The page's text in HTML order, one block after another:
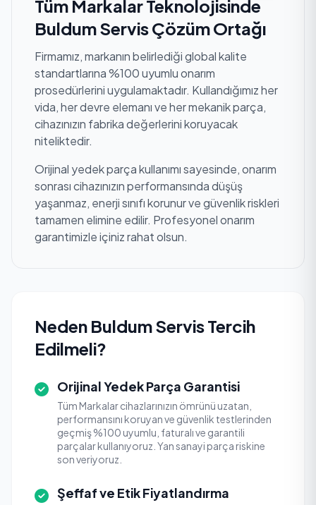
Tüm Markalar Teknolojisinde
Buldum Servis Çözüm Ortağı
Firmamız, markanın belirlediği global kalite
standartlarına %100 uyumlu onarım
prosedürlerini uygulamaktadır. Kullandığımız her
vida, her devre elemanı ve her mekanik parça,
cihazınızın fabrika değerlerini koruyacak
niteliktedir.
Orijinal yedek parça kullanımı sayesinde, onarım
sonrası cihazınızın performansında düşüş
yaşanmaz, enerji sınıfı korunur ve güvenlik riskleri
tamamen elimine edilir. Profesyonel onarım
garantimizle içiniz rahat olsun.
Neden Buldum Servis Tercih
Edilmeli?
Orijinal Yedek Parça Garantisi
Tüm Markalar cihazlarınızın ömrünü uzatan,
performansını koruyan ve güvenlik testlerinden
geçmiş %100 uyumlu, faturalı ve garantili
parçalar kullanıyoruz. Yan sanayi parça riskine
son veriyoruz.
Şeffaf ve Etik Fiyatlandırma